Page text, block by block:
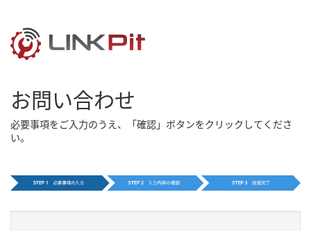
お問い合わせ
必要事項をご入力のうえ、「確認」ボタンをクリックしてくださ
い。